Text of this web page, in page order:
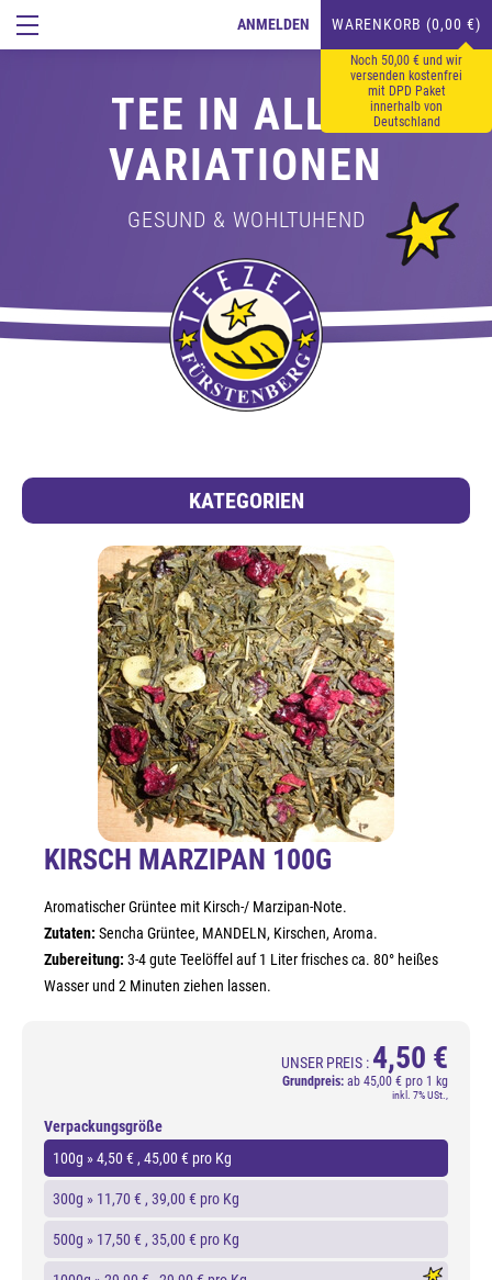
ANMELDEN WARENKORB (0,00 €)
Noch 50,00 € und wir
versenden kostenfrei
mit DPD Paket
innerhalb von
Deutschland
TEE IN ALLEN
VARIATIONEN
GESUND & WOHLTUHEND
KATEGORIEN
KIRSCH MARZIPAN 100G
Aromatischer Grüntee mit Kirsch-/ Marzipan-Note.
Zutaten: Sencha Grüntee, MANDELN, Kirschen, Aroma.
Zubereitung: 3-4 gute Teelöffel auf 1 Liter frisches ca. 80° heißes
Wasser und 2 Minuten ziehen lassen.
UNSER PREIS : 4,50 €
Grundpreis: ab 45,00 € pro 1 kg
inkl. 7% USt.,
Verpackungsgröße
100g »4,50 € , 45,00 € pro Kg
300g » 11,70 € , 39,00 € pro Kg
500g » 17,50 € , 35,00 € pro Kg